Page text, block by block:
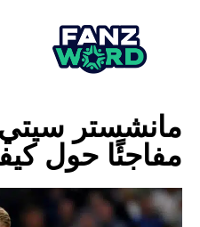
مانشستر سيتي
مفاجئًا حول